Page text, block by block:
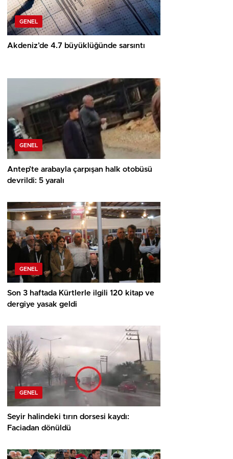
GENEL
Akdeniz’de 4.7 büyüklüğünde sarsıntı
GENEL
Antep’te arabayla çarpışan halk otobüsü
devrildi: 5 yaralı
GENEL
Son 3 haftada Kürtlerle ilgili 120 kitap ve
dergiye yasak geldi
GENEL
Seyir halindeki tırın dorsesi kaydı:
Faciadan dönüldü